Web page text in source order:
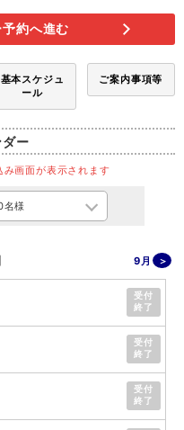
約へ進む
基本スケジュ
ール
ご案内事項等
ー
画面が表示されます
9月
受付
終了
受付
終了
受付
終了